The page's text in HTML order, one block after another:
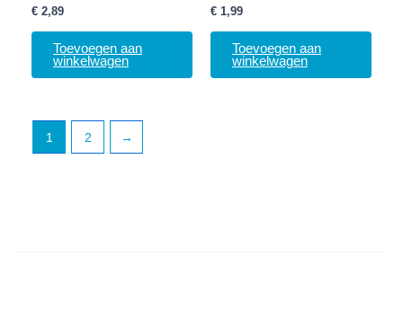
€ 2,89
Toevoegen aan
winkelwagen
€ 1,99
Toevoegen aan
winkelwagen
1 2 →